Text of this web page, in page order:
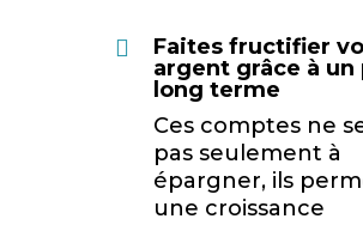

Faites fructifier
argent grâce à un
long terme
Ces comptes ne
pas seulement à
épargner, ils
une croissance